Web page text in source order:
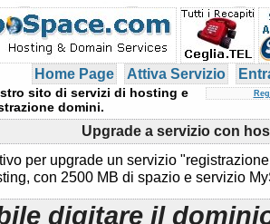
Home Page Attiva Servizio
sito di servizi di hosting e
domini.
Upgrade a servizio con
per upgrade un servizio
con 2500 MB di spazio e servizio
digitare il